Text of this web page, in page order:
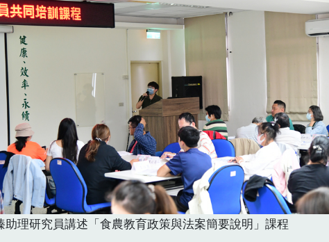
助理研究員講述「食農教育政策與法案簡要說明」課程